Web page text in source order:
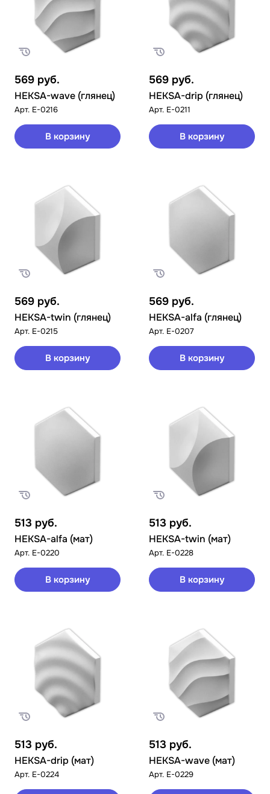
569 руб.
HEKSA-wave (глянец)
Арт. E-0216
В корзину
569 руб.
HEKSA-drip (глянец)
Арт. E-0211
В корзину
569 руб.
HEKSA-twin (глянец)
Арт. E-0215
В корзину
569 руб.
HEKSA-alfa (глянец)
Арт. E-0207
В корзину
513 руб.
HEKSA-alfa (мат)
Арт. E-0220
В корзину
513 руб.
HEKSA-twin (мат)
Арт. E-0228
В корзину
513 руб.
HEKSA-drip (мат)
Арт. E-0224
513 руб.
HEKSA-wave (мат)
Арт. E-0229